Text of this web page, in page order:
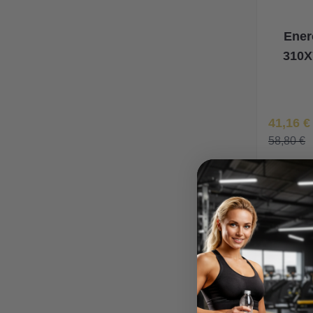
Īpaša
41,16 €
58,80 €